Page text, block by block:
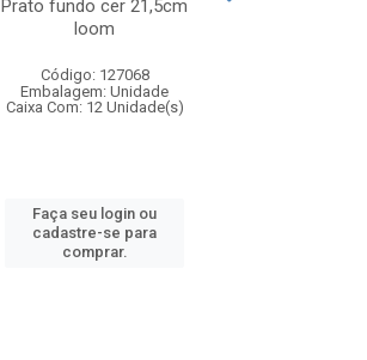
Prato fundo cer 21,5cm
loom
Código: 127068
Embalagem: Unidade
Caixa Com: 12 Unidade(s)
Faça seu login ou
cadastre-se para
comprar.